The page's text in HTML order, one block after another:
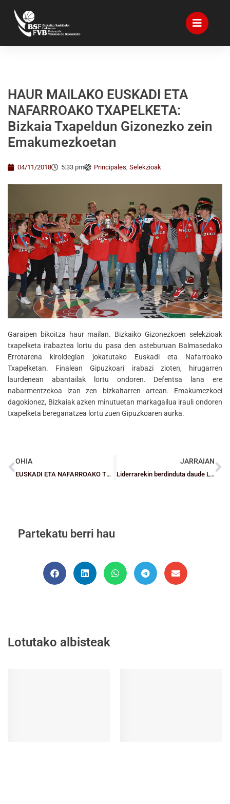
HAUR MAILAKO EUSKADI ETA
NAFARROAKO TXAPELKETA:
Bizkaia Txapeldun Gizonezko zein
Emakumezkoetan
04/11/2018 5:33 pm Principales, Selekzioak
Garaipen bikoitza haur mailan. Bizkaiko Gizonezkoen selekzioak
txapelketa irabaztea lortu du pasa den asteburuan Balmasedako
Errotarena kiroldegian jokatutako Euskadi eta Nafarroako
Txapelketan. Finalean Gipuzkoari irabazi zioten, hirugarren
laurdenean abantailak lortu ondoren. Defentsa lana ere
nabarmentzekoa izan zen bizkaitarren artean. Emakumezkoei
dagokionez, Bizkaiak azken minutuetan markagailua irauli ondoren
txapelketa bereganatzea lortu zuen Gipuzkoaren aurka.
OHIA
EUSKADI ETA NAFARROAKO TXAPELKETA-KADETEAK: Beste bi garaipen Bizkaiarentzat!
JARRAIAN
Liderrarekin berdinduta daude Lointek, RETAbet eta Zornotza garaipenez beteriko asteburuaren ondoren
Partekatu berri hau
Lotutako albisteak